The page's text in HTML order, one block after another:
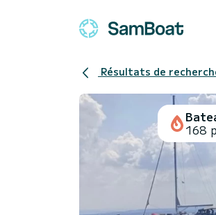
Résultats de
168